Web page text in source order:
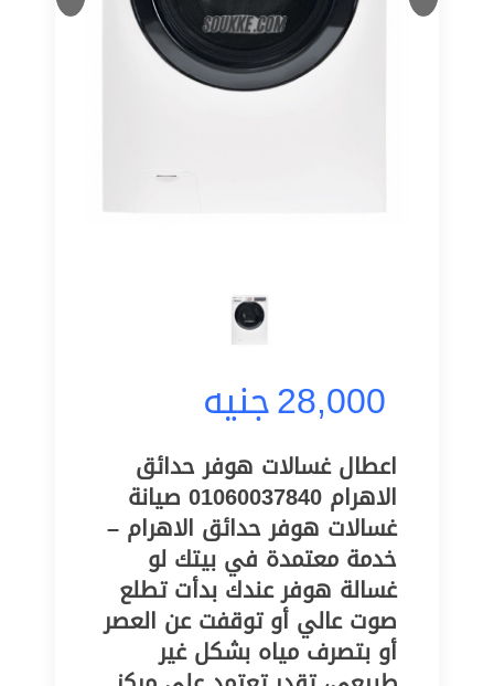
28,000جنيه
اعطال غسالات هوفر حدائق
الاهرام 01060037840 صيانة
غسالات هوفر حدائق الاهرام –
خدمة معتمدة في بيتك لو
غسالة هوفر عندك بدأت تطلع
صوت عالي أو توقفت عن العصر
أو بتصرف مياه بشكل غير